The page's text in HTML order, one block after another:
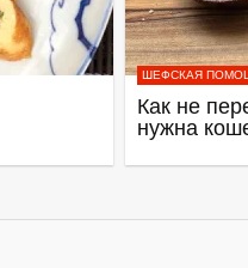
ШЕФСКАЯ
Как не
нужна